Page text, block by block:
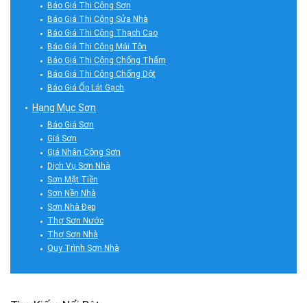
Báo Giá Thi Công Sơn
Báo Giá Thi Công Sửa Nhà
Báo Giá Thi Công Thạch Cao
Báo Giá Thi Công Mái Tôn
Báo Giá Thi Công Chống Thấm
Báo Giá Thi Công Chống Dột
Báo Giá Ốp Lát Gạch
Hạng Mục Sơn
Báo Giá Sơn
Giá Sơn
Giá Nhân Công Sơn
Dịch Vụ Sơn Nhà
Sơn Mặt Tiền
Sơn Nền Nhà
Sơn Nhà Đẹp
Thợ Sơn Nước
Thợ Sơn Nhà
Quy Trình Sơn Nhà